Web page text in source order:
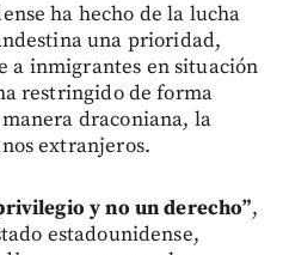
ha hecho de la lucha
una prioridad,
a inmigrantes en situación
restringido de forma
draconiana, la
extranjeros.
y no un derecho”,
estadounidense,